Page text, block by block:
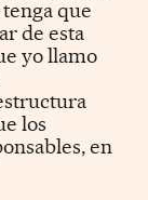
que
de esta
yo llamo
los
en